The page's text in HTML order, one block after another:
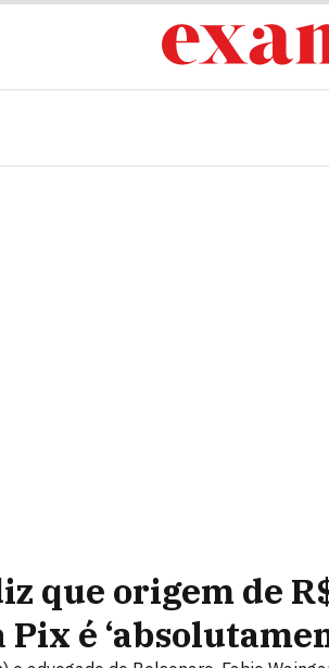
que origem de
é